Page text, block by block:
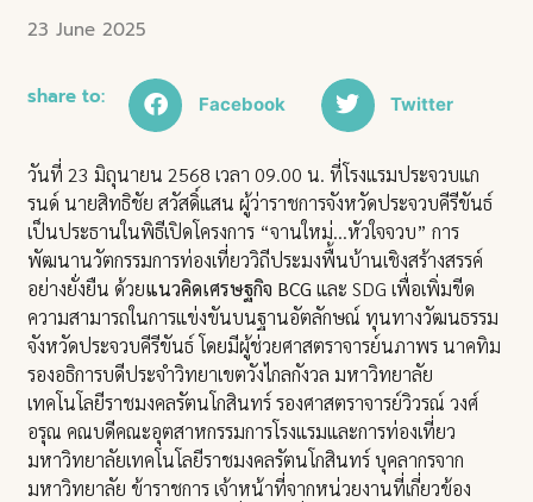
23 June 2025
share to: Facebook Twitter
วันที่ 23 มิถุนายน 2568 เวลา 09.00 น. ที่โรงแรมประจวบแก
รนด์ นายสิทธิชัย สวัสดิ์แสน ผู้ว่าราชการจังหวัดประจวบคีรีขันธ์
เป็นประธานในพิธีเปิดโครงการ “จานใหม่…หัวใจจวบ” การ
พัฒนานวัตกรรมการท่องเที่ยววิถีประมงพื้นบ้านเชิงสร้างสรรค์
อย่างยั่งยืน ด้วยแนวคิดเศรษฐกิจ BCG และ SDG เพื่อเพิ่มขีด
ความสามารถในการแข่งขันบนฐานอัตลักษณ์ ทุนทางวัฒนธรรม
จังหวัดประจวบคีรีขันธ์ โดยมีผู้ช่วยศาสตราจารย์นภาพร นาคทิม
รองอธิการบดีประจำวิทยาเขตวังไกลกังวล มหาวิทยาลัย
เทคโนโลยีราชมงคลรัตนโกสินทร์ รองศาสตราจารย์วิวรณ์ วงศ์
อรุณ คณบดีคณะอุตสาหกรรมการโรงแรมและการท่องเที่ยว
มหาวิทยาลัยเทคโนโลยีราชมงคลรัตนโกสินทร์ บุคลากรจาก
มหาวิทยาลัย ข้าราชการ เจ้าหน้าที่จากหน่วยงานที่เกี่ยวข้อง